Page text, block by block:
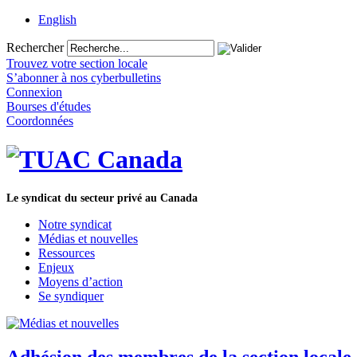
English
Rechercher
Trouvez votre section locale
S’abonner à nos cyberbulletins
Connexion
Bourses d'études
Coordonnées
Le syndicat du secteur privé au Canada
Notre syndicat
Médias et nouvelles
Ressources
Enjeux
Moyens d’action
Se syndiquer